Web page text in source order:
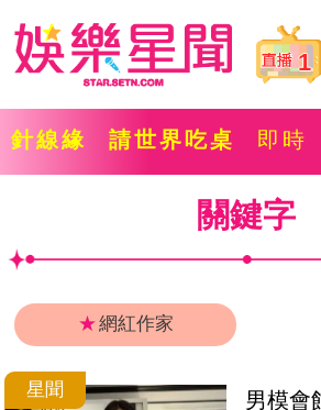
1
針線緣 請世界吃桌 即時
關鍵字
★網紅作家
星聞
男模會